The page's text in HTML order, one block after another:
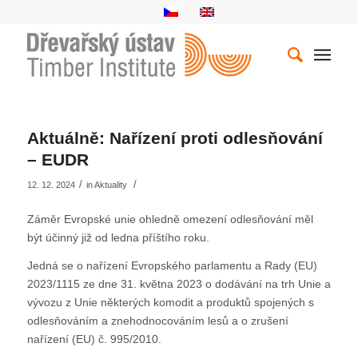
Aktuálně: Nařízení proti odlesňování
– EUDR
12. 12. 2024 / inAktuality /
Záměr Evropské unie ohledně omezení odlesňování měl
být účinný již od ledna příštího roku.
Jedná se o nařízení Evropského parlamentu a Rady (EU)
2023/1115 ze dne 31. května 2023 o dodávání na trh Unie a
vývozu z Unie některých komodit a produktů spojených s
odlesňováním a znehodnocováním lesů a o zrušení
nařízení (EU) č. 995/2010.